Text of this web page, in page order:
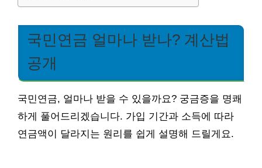
국민연금 얼마나 받나? 계산법
공개
국민연금, 얼마나 받을 수 있을까요? 궁금증을 명쾌
하게 풀어드리겠습니다. 가입 기간과 소득에 따라
연금액이 달라지는 원리를 쉽게 설명해 드릴게요.